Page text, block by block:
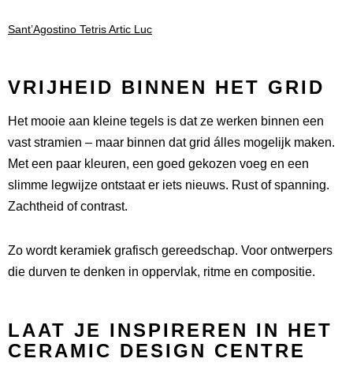
Sant’Agostino Tetris Artic Luc
VRIJHEID BINNEN HET GRID
Het mooie aan kleine tegels is dat ze werken binnen een
vast stramien – maar binnen dat grid álles mogelijk maken.
Met een paar kleuren, een goed gekozen voeg en een
slimme legwijze ontstaat er iets nieuws. Rust of spanning.
Zachtheid of contrast.
Zo wordt keramiek grafisch gereedschap. Voor ontwerpers
die durven te denken in oppervlak, ritme en compositie.
LAAT JE INSPIREREN IN HET
CERAMIC DESIGN CENTRE